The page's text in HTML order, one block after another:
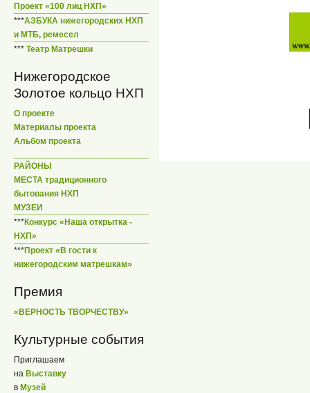
Проект «100 лиц НХП»
***АЗБУКА нижегородских НХП
и МТБ, ремесел
*** Театр Матрешки
Нижегородское
Золотое кольцо НХП
О проекте
Материалы проекта
Альбом проекта
РАЙОНЫ
МЕСТА традиционного
бытования НХП
МУЗЕИ
***Конкурс «Наша открытка -
НХП»
***Проект «В гости к
нижегородским матрешкам»
Премия
«ВЕРНОСТЬ ТВОРЧЕСТВУ»
Культурные события
Приглашаем
на Выставку
в Музей